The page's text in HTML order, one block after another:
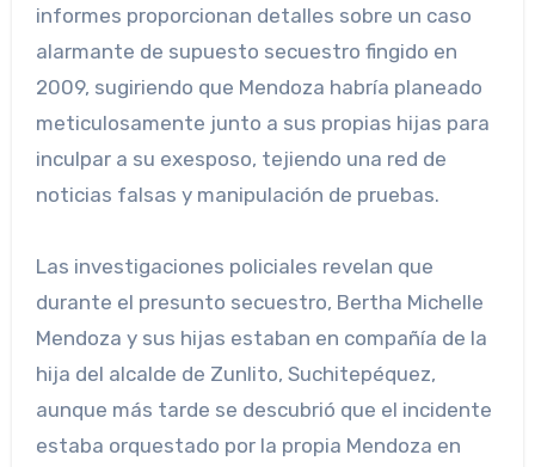
informes proporcionan detalles sobre un caso
alarmante de supuesto secuestro fingido en
2009, sugiriendo que Mendoza habría planeado
meticulosamente junto a sus propias hijas para
inculpar a su exesposo, tejiendo una red de
noticias falsas y manipulación de pruebas.
Las investigaciones policiales revelan que
durante el presunto secuestro, Bertha Michelle
Mendoza y sus hijas estaban en compañía de la
hija del alcalde de Zunlito, Suchitepéquez,
aunque más tarde se descubrió que el incidente
estaba orquestado por la propia Mendoza en